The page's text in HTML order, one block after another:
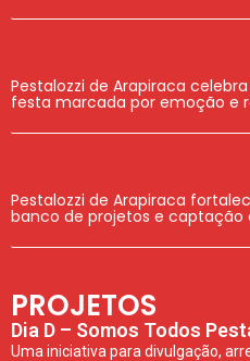
Pestalozzi de Arapiraca
festa marcada por emoção e
Pestalozzi de Arapiraca
banco de projetos e captação
PROJETOS
Dia D – Somos Todos
Uma iniciativa para divulgação,